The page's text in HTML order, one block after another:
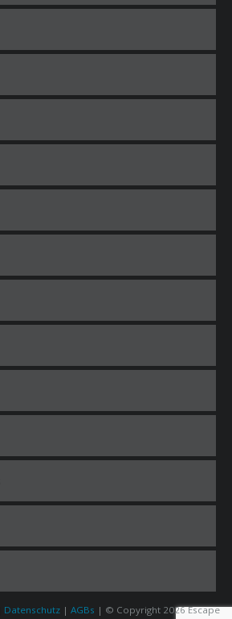
Datenschutz | AGBs | © Copyright 2026 Escape